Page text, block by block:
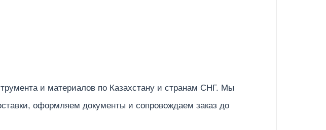
и материалов по Казахстану и странам СНГ. Мы
оформляем документы и сопровождаем заказ до